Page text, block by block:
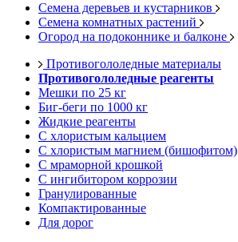
Семена деревьев и кустарников
Семена комнатных растений
Огород на подоконнике и балконе
Противогололедные материалы
Противогололедные реагенты
Мешки по 25 кг
Биг-беги по 1000 кг
Жидкие реагенты
С хлористым кальцием
С хлористым магнием (бишофитом)
С мраморной крошкой
С ингибитором коррозии
Гранулированные
Компактированные
Для дорог